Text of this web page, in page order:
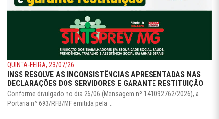
QUINTA-FEIRA, 23/07/26
INSS RESOLVE AS INCONSISTÊNCIAS APRESENTADAS NAS
DECLARAÇÕES DOS SERVIDORES E GARANTE RESTITUIÇÃO
Conforme divulgado no dia 26/06 (Mensagem nº 141092762/2026), a
Portaria nº 693/RFB/MF emitida pela ...